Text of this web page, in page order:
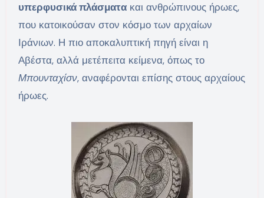
υπερφυσικά πλάσματακαι ανθρώπινους ήρωες,
που κατοικούσαν στον κόσμο των αρχαίων
Ιράνιων. Η πιο αποκαλυπτική πηγή είναι η
Αβέστα, αλλά μετέπειτα κείμενα, όπως το
Μπουνταχίσν, αναφέρονται επίσης στους αρχαίους
ήρωες.